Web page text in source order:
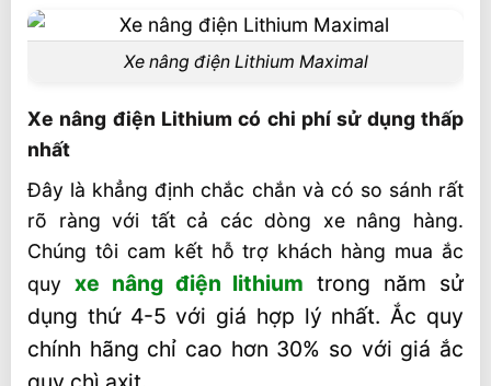
Xe nâng điện Lithium Maximal
Xe nâng điện Lithium có chi phí sử dụng thấp
nhất
Đây là khẳng định chắc chắn và có so sánh rất
rõ ràng với tất cả các dòng xe nâng hàng.
Chúng tôi cam kết hỗ trợ khách hàng mua ắc
quy xe nâng điện lithium trong năm sử
dụng thứ 4-5 với giá hợp lý nhất. Ắc quy
chính hãng chỉ cao hơn 30% so với giá ắc